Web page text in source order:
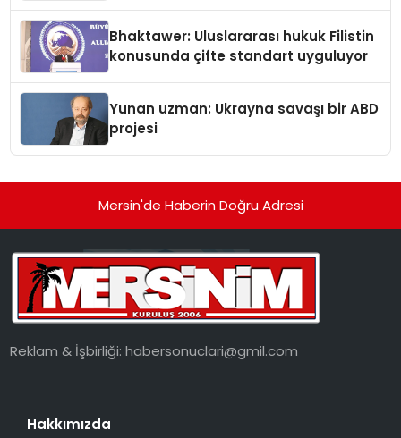
Bhaktawer: Uluslararası hukuk Filistin
konusunda çifte standart uyguluyor
Yunan uzman: Ukrayna savaşı bir ABD
projesi
Mersin'de Haberin Doğru Adresi
Reklam & İşbirliği:habersonuclari@gmil.com
Hakkımızda